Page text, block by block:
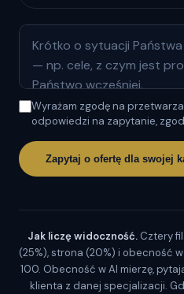
Wyrażam zgodę na
odpowiedzi na zapytanie,
Zapytaj o ofertę dla swojej
Jak liczę widoczność.Cztery
(25%), strona (20%) i obecność
100. Obecność w AI mierzę,
klienta z danej specjalizacji.